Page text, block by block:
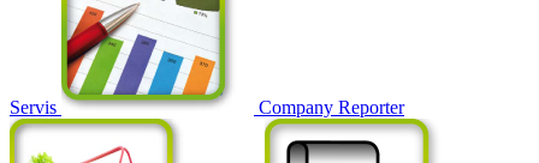
Servis Company Reporter